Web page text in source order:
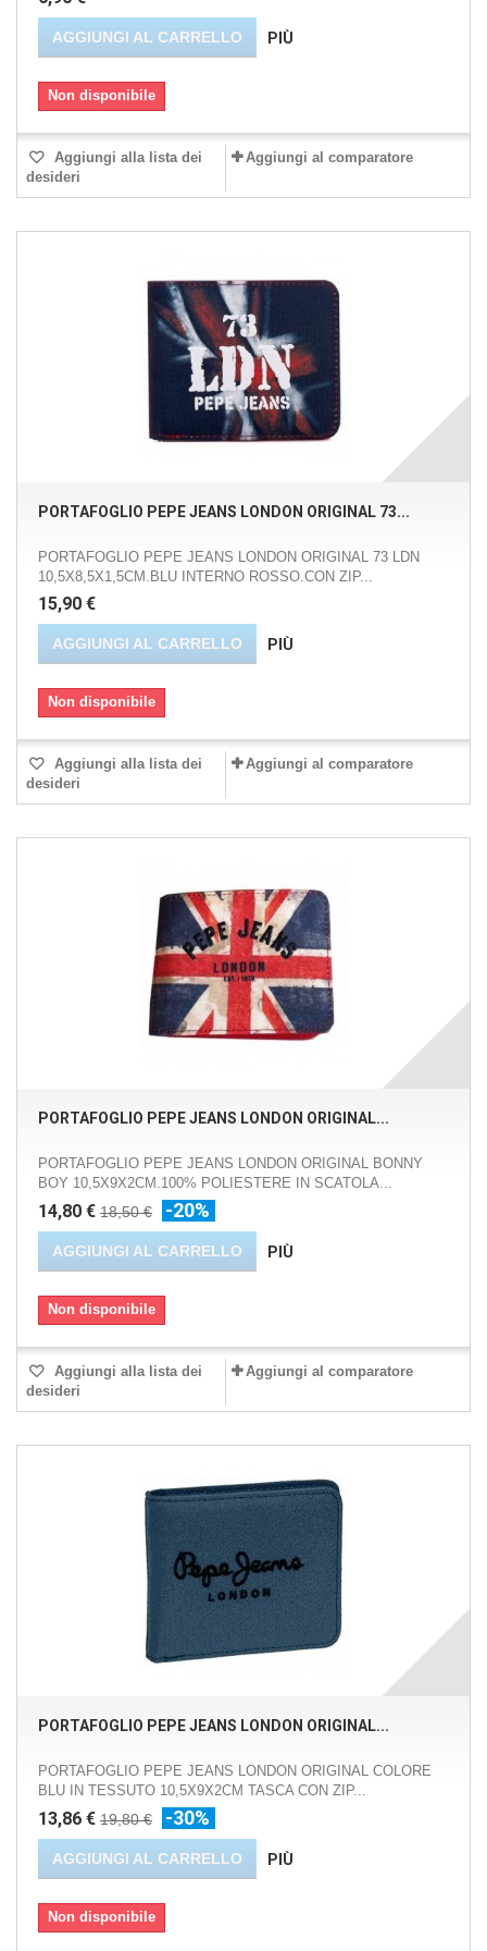
AGGIUNGI AL CARRELLO PIÙ
Non disponibile
Aggiungi alla lista dei
desideri
Aggiungi al comparatore
PORTAFOGLIO PEPE JEANS LONDON ORIGINAL 73...
PORTAFOGLIO PEPE JEANS LONDON ORIGINAL 73 LDN
10,5X8,5X1,5CM.BLU INTERNO ROSSO.CON ZIP...
15,90 €
AGGIUNGI AL CARRELLO PIÙ
Non disponibile
Aggiungi alla lista dei
desideri
Aggiungi al comparatore
PORTAFOGLIO PEPE JEANS LONDON ORIGINAL...
PORTAFOGLIO PEPE JEANS LONDON ORIGINAL BONNY
BOY 10,5X9X2CM.100% POLIESTERE IN SCATOLA...
14,80 € 18,50 € -20%
AGGIUNGI AL CARRELLO PIÙ
Non disponibile
Aggiungi alla lista dei
desideri
Aggiungi al comparatore
PORTAFOGLIO PEPE JEANS LONDON ORIGINAL...
PORTAFOGLIO PEPE JEANS LONDON ORIGINAL COLORE
BLU IN TESSUTO 10,5X9X2CM TASCA CON ZIP...
13,86 € 19,80 € -30%
AGGIUNGI AL CARRELLO PIÙ
Non disponibile